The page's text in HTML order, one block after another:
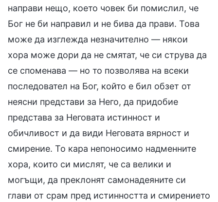
направи нещо, което човек би помислил, че
Бог не би направил и не бива да прави. Това
може да изглежда незначително — някои
хора може дори да не смятат, че си струва да
се споменава — но то позволява на всеки
последовател на Бог, който е бил обзет от
неясни представи за Него, да придобие
представа за Неговата истинност и
обичливост и да види Неговата вярност и
смирение. То кара непоносимо надменните
хора, които си мислят, че са велики и
могъщи, да преклонят самонадеяните си
глави от срам пред истинността и смирението